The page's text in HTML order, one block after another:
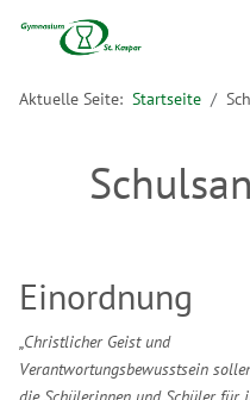
Aktuelle Seite:Startseite
Einordnung
„Christlicher Geist und
Verantwortungsbewusstsein